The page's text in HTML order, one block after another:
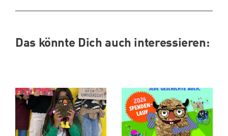
Das könnte Dich auch interessieren: